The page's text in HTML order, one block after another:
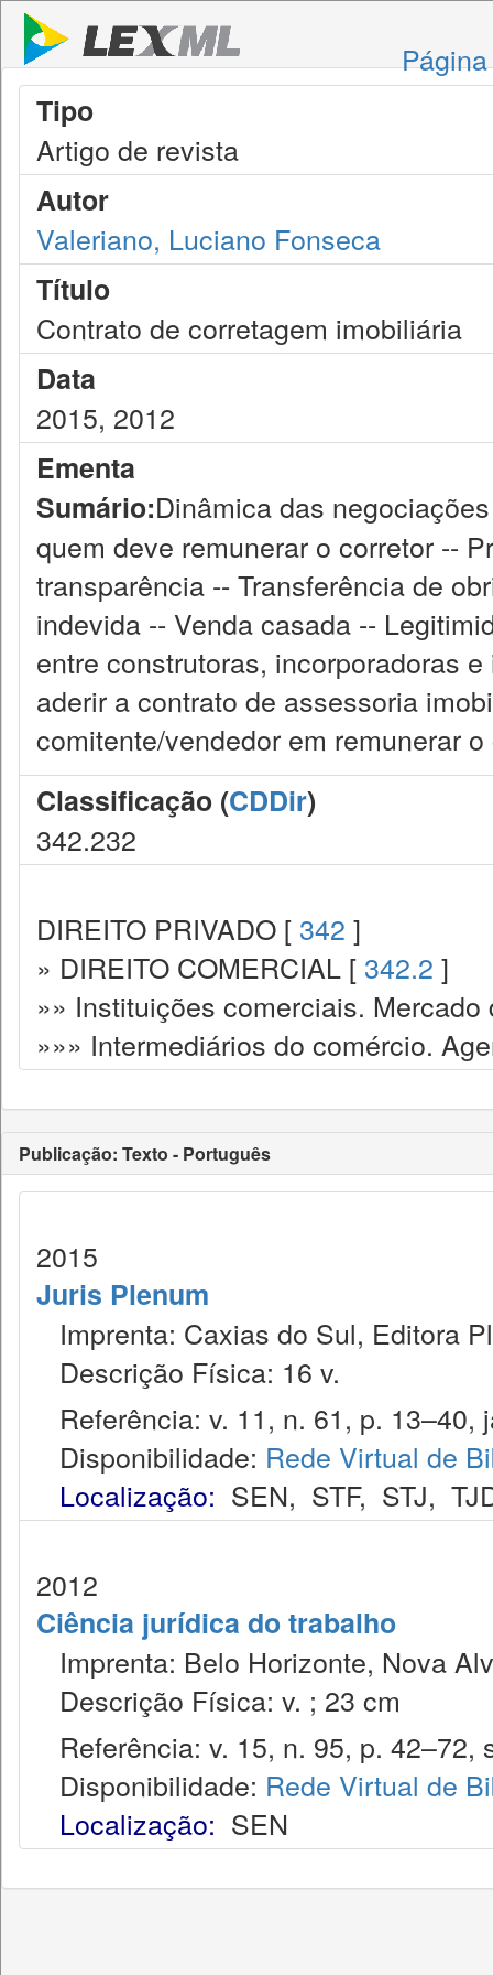
Tipo
Artigo de revista
Autor
Valeriano, Luciano Fonseca
Título
Contrato de corretagem imobiliária
Data
2015, 2012
Ementa
Sumário:Dinâmica das
quem deve remunerar o corretor --
transparência -- Transferência de
indevida -- Venda casada --
entre construtoras, incorporadoras
aderir a contrato de assessoria
comitente/vendedor em remunerar o
Classificação (CDDir)
342.232
DIREITO PRIVADO [ 342 ]
» DIREITO COMERCIAL [ 342.2 ]
»» Instituições comerciais.
»»» Intermediários do comércio.
Publicação: Texto - Português
2015
Juris Plenum
Imprenta: Caxias do Sul, Editora
Descrição Física: 16 v.
Referência: v. 11, n. 61, p. 13–40,
Disponibilidade: Rede Virtual de
Localização: SEN, STF, STJ,
2012
Ciência jurídica do trabalho
Imprenta: Belo Horizonte, Nova
Descrição Física: v. ; 23 cm
Referência: v. 15, n. 95, p. 42–72,
Disponibilidade: Rede Virtual de
Localização: SEN